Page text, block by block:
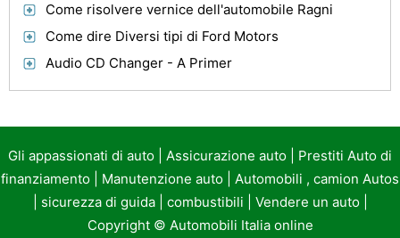
Come risolvere vernice dell'automobile Ragni
Come dire Diversi tipi di Ford Motors
Audio CD Changer - A Primer
Gli appassionati di auto Assicurazione auto
Prestiti Auto di
finanziamento
Manutenzione auto
Automobili , camion Autos
sicurezza di guida| combustibili Vendere un auto|
Copyright © Automobili Italia online